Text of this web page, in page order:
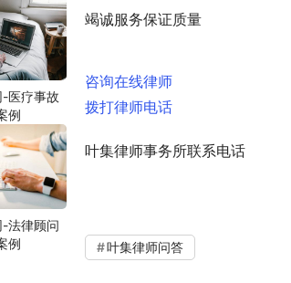
竭诚服务保证质量
咨询在线律师
拨打律师电话
叶集律师事务所联系电话
叶集律师问答
医疗事故
例
法律顾问
例